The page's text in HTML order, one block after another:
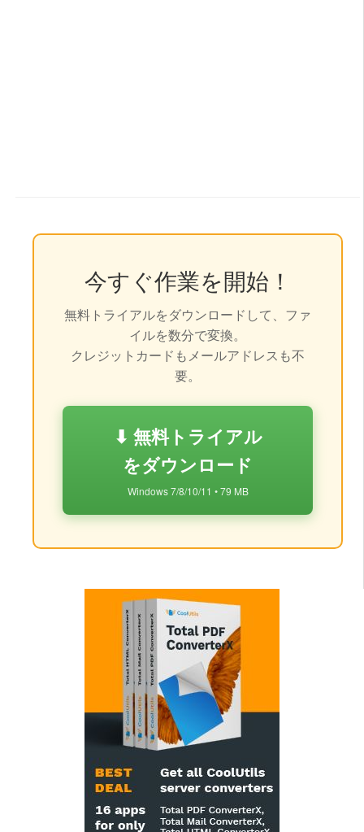
今すぐ作業を開始！
無料トライアルをダウンロードして、ファ
イルを数分で変換。
クレジットカードもメールアドレスも不
要。
⬇ 無料トライアル
をダウンロード
Windows 7/8/10/11 • 79 MB